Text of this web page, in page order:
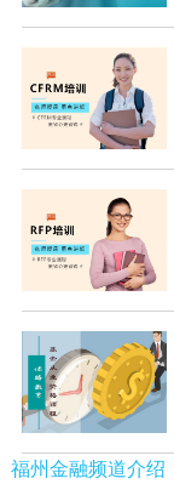
福州金融频道介绍